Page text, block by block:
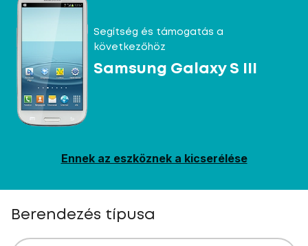
Segítség és támogatás a
következőhöz
Samsung Galaxy S III
Ennek az eszköznek a kicserélése
Berendezés típusa